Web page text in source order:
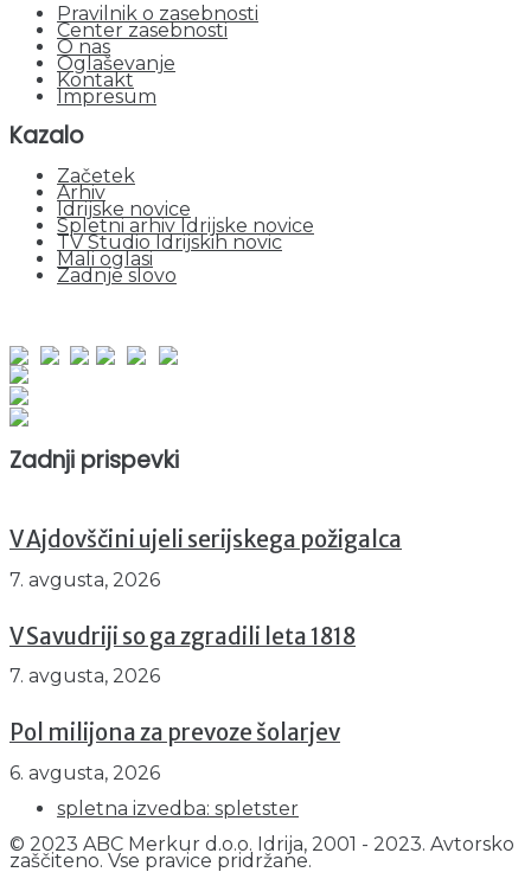
Pravilnik o zasebnosti
Center zasebnosti
O nas
Oglaševanje
Kontakt
Impresum
Kazalo
Začetek
Arhiv
Idrijske novice
Spletni arhiv Idrijske novice
TV Studio Idrijskih novic
Mali oglasi
Zadnje slovo
Zadnji prispevki
V Ajdovščini ujeli serijskega požigalca
7. avgusta, 2026
V Savudriji so ga zgradili leta 1818
7. avgusta, 2026
Pol milijona za prevoze šolarjev
6. avgusta, 2026
spletna izvedba: spletster
© 2023 ABC Merkur d.o.o. Idrija, 2001 - 2023. Avtorsko
zaščiteno. Vse pravice pridržane.